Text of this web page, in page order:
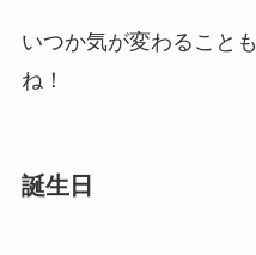
いつか気が変わること
ね！
誕生日